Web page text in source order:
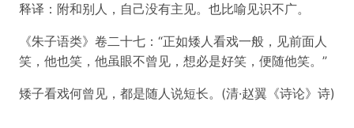
释译：附和别人，自己没有主见。也比喻见识不广。
《朱子语类》卷二十七：“正如矮人看戏一般，见前面人
笑，他也笑，他虽眼不曾见，想必是好笑，便随他笑。”
矮子看戏何曾见，都是随人说短长。(清·赵翼《诗论》诗)